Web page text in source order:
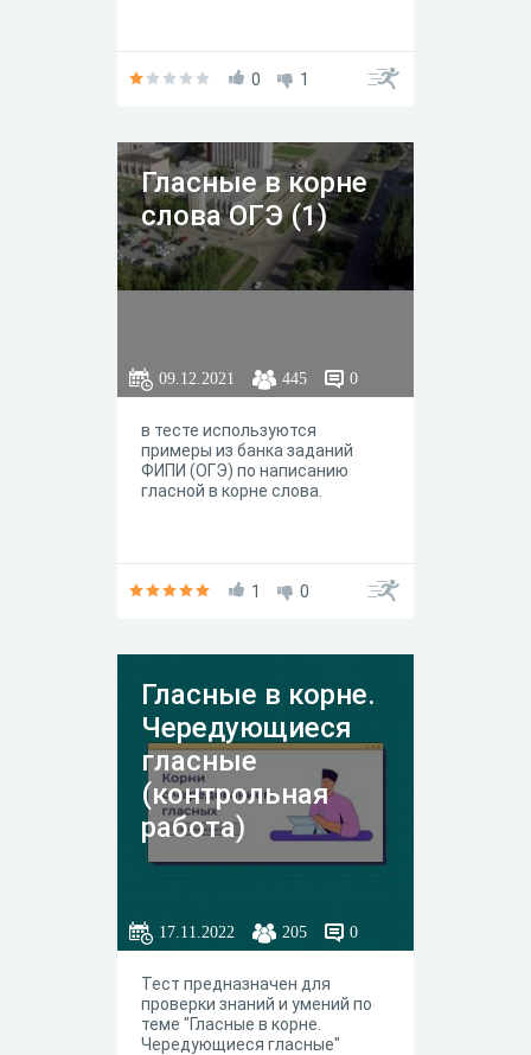
0 1
Гласные в корне
слова ОГЭ (1)
09.12.2021 445 0
в тесте используются
примеры из банка заданий
ФИПИ (ОГЭ) по написанию
гласной в корне слова.
1 0
Гласные в корне.
Чередующиеся
гласные
(контрольная
работа)
17.11.2022 205 0
Тест предназначен для
проверки знаний и умений по
теме "Гласные в корне.
Чередующиеся гласные"